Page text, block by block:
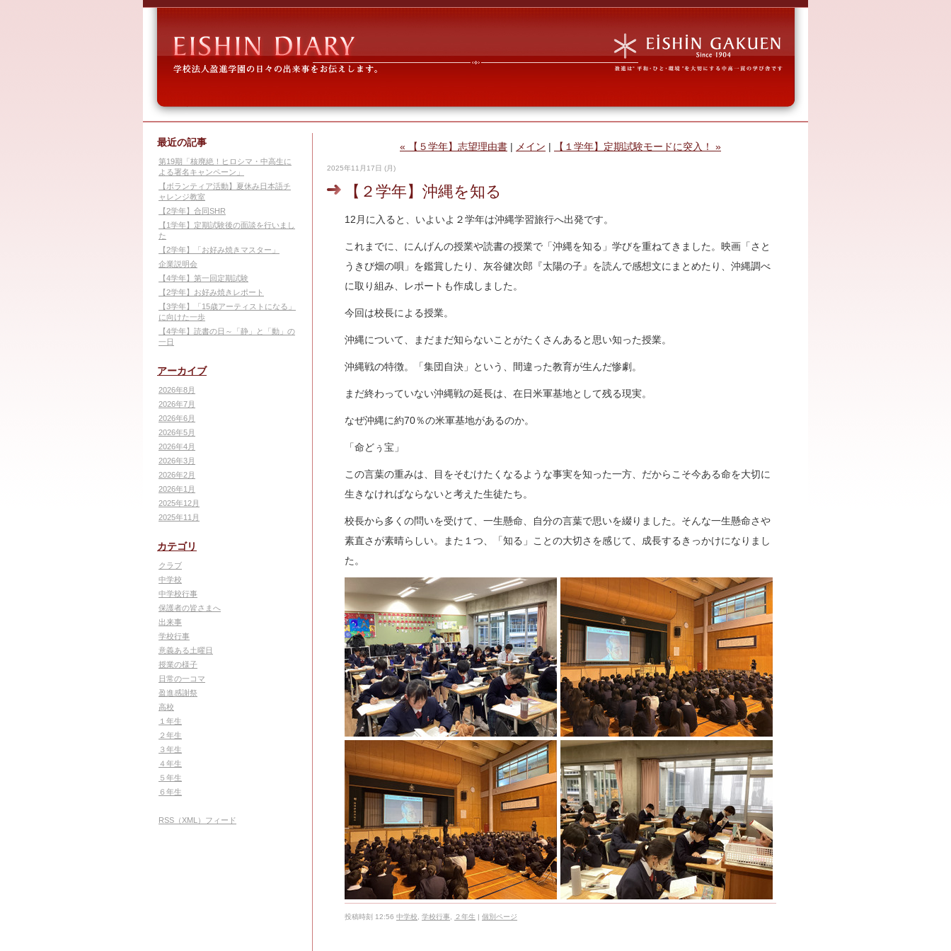
最近の記事
第19期「核廃絶！ヒロシマ・中高生に
よる署名キャンペーン」
【ボランティア活動】夏休み日本語チ
ャレンジ教室
【2学年】合同SHR
【1学年】定期試験後の面談を行いまし
た
【2学年】「お好み焼きマスター」
企業説明会
【4学年】第一回定期試験
【2学年】お好み焼きレポート
【3学年】「15歳アーティストになる」
に向けた一歩
【4学年】読書の日～「静」と「動」の
一日
アーカイブ
2026年8月
2026年7月
2026年6月
2026年5月
2026年4月
2026年3月
2026年2月
2026年1月
2025年12月
2025年11月
カテゴリ
クラブ
中学校
中学校行事
保護者の皆さまへ
出来事
学校行事
意義ある土曜日
授業の様子
日常の一コマ
盈進感謝祭
高校
１年生
２年生
３年生
４年生
５年生
６年生
RSS（XML）フィード
« 【５学年】志望理由書 | メイン | 【１学年】定期試験モードに突入！ »
2025年11月17日 (月)
【２学年】沖縄を知る
12月に入ると、いよいよ２学年は沖縄学習旅行へ出発です。
これまでに、にんげんの授業や読書の授業で「沖縄を知る」学びを重ねてきました。映画「さと
うきび畑の唄」を鑑賞したり、灰谷健次郎『太陽の子』を読んで感想文にまとめたり、沖縄調べ
に取り組み、レポートも作成しました。
今回は校長による授業。
沖縄について、まだまだ知らないことがたくさんあると思い知った授業。
沖縄戦の特徴。「集団自決」という、間違った教育が生んだ惨劇。
まだ終わっていない沖縄戦の延長は、在日米軍基地として残る現実。
なぜ沖縄に約70％の米軍基地があるのか。
「命どぅ宝」
この言葉の重みは、目をそむけたくなるような事実を知った一方、だからこそ今ある命を大切に
生きなければならないと考えた生徒たち。
校長から多くの問いを受けて、一生懸命、自分の言葉で思いを綴りました。そんな一生懸命さや
素直さが素晴らしい。また１つ、「知る」ことの大切さを感じて、成長するきっかけになりまし
た。
投稿時刻 12:56 中学校 学校行事 ２年生 | 個別ページ